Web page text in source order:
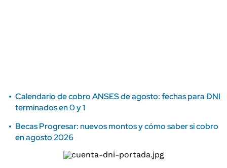
Calendario de cobro ANSES de agosto: fechas para DNI
terminados en 0 y 1
Becas Progresar: nuevos montos y cómo saber si cobro
en agosto 2026